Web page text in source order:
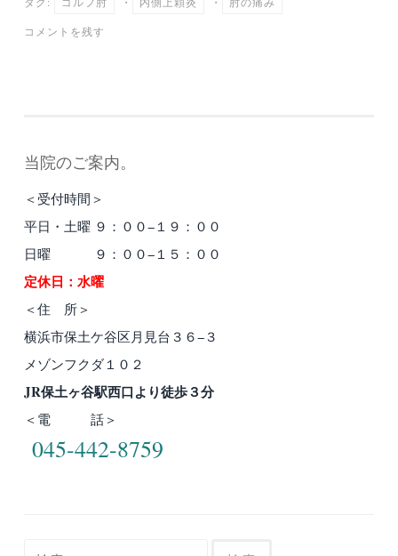
コメントを残す
当院のご案内。
＜受付時間＞
平日・土曜 ９：００−１９：００
日曜 ９：００−１５：００
定休日：水曜
＜住 所＞
横浜市保土ケ谷区月見台３６−３
メゾンフクダ１０２
JR保土ヶ谷駅西口より徒歩３分
＜電 話＞
045-442-8759